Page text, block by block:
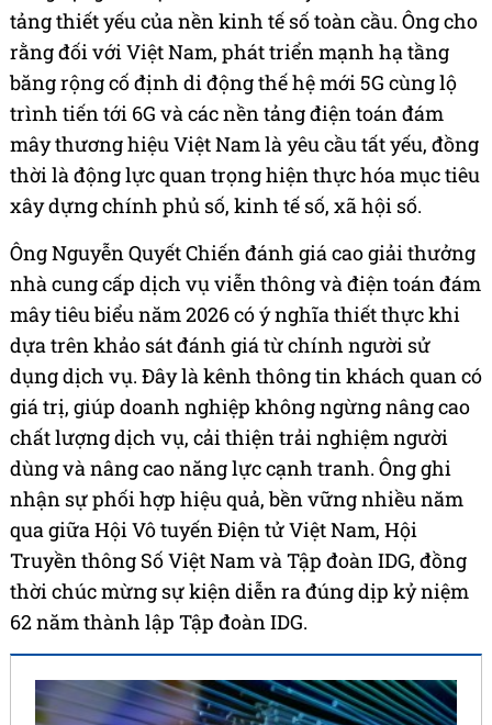
tảng thiết yếu của nền kinh tế số toàn cầu. Ông cho
rằng đối với Việt Nam, phát triển mạnh hạ tầng
băng rộng cố định di động thế hệ mới 5G cùng lộ
trình tiến tới 6G và các nền tảng điện toán đám
mây thương hiệu Việt Nam là yêu cầu tất yếu, đồng
thời là động lực quan trọng hiện thực hóa mục tiêu
xây dựng chính phủ số, kinh tế số, xã hội số.
Ông Nguyễn Quyết Chiến đánh giá cao giải thưởng
nhà cung cấp dịch vụ viễn thông và điện toán đám
mây tiêu biểu năm 2026 có ý nghĩa thiết thực khi
dựa trên khảo sát đánh giá từ chính người sử
dụng dịch vụ. Đây là kênh thông tin khách quan có
giá trị, giúp doanh nghiệp không ngừng nâng cao
chất lượng dịch vụ, cải thiện trải nghiệm người
dùng và nâng cao năng lực cạnh tranh. Ông ghi
nhận sự phối hợp hiệu quả, bền vững nhiều năm
qua giữa Hội Vô tuyến Điện tử Việt Nam, Hội
Truyền thông Số Việt Nam và Tập đoàn IDG, đồng
thời chúc mừng sự kiện diễn ra đúng dịp kỷ niệm
62 năm thành lập Tập đoàn IDG.